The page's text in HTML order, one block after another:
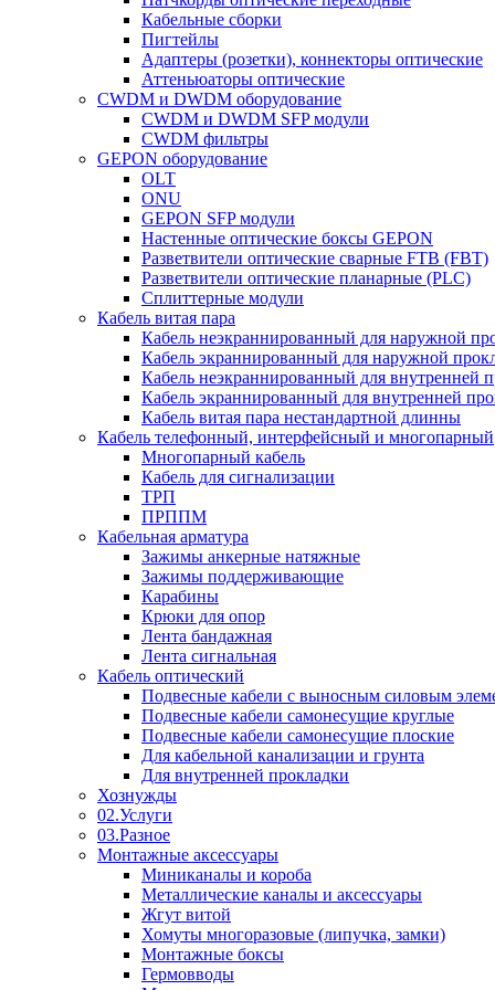
Кабельные сборки
Пигтейлы
Адаптеры (розетки), коннекторы оптические
Аттеньюаторы оптические
CWDM и DWDM оборудование
CWDM и DWDM SFP модули
CWDM фильтры
GEPON оборудование
OLT
ONU
GEPON SFP модули
Настенные оптические боксы GEPON
Разветвители оптические сварные FTB (FBT)
Разветвители оптические планарные (PLC)
Сплиттерные модули
Кабель витая пара
Кабель неэкраннированный для наружной
Кабель экраннированный для наружной
Кабель неэкраннированный для внутренней
Кабель экраннированный для внутренней
Кабель витая пара нестандартной длинны
Кабель телефонный, интерфейсный и многопарный
Многопарный кабель
Кабель для сигнализации
ТРП
ПРППМ
Кабельная арматура
Зажимы анкерные натяжные
Зажимы поддерживающие
Карабины
Крюки для опор
Лента бандажная
Лента сигнальная
Кабель оптический
Подвесные кабели с выносным силовым
Подвесные кабели самонесущие круглые
Подвесные кабели самонесущие плоские
Для кабельной канализации и грунта
Для внутренней прокладки
Хознужды
02.Услуги
03.Разное
Монтажные аксессуары
Миниканалы и короба
Металлические каналы и аксессуары
Жгут витой
Хомуты многоразовые (липучка, замки)
Монтажные боксы
Гермовводы